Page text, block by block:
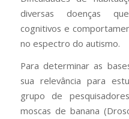
diversas doenças
cognitivos e
no espectro do autismo.
Para determinar as
sua relevância para
grupo de
moscas de banana